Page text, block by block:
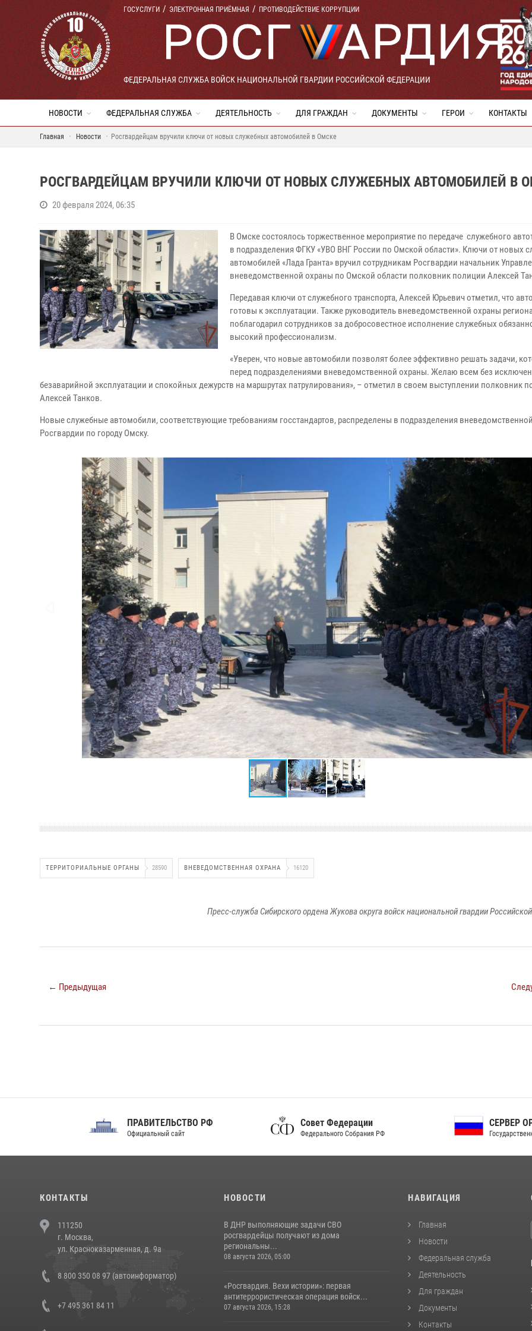
ГОСУСЛУГИ ЭЛЕКТРОННАЯ ПРИЁМНАЯ ПРОТИВОДЕЙСТВИЕ КОРРУПЦИИ
ФЕДЕРАЛЬНАЯ СЛУЖБА ВОЙСК НАЦИОНАЛЬНОЙ ГВАРДИИ РОССИЙСКОЙ ФЕДЕРАЦИИ
НОВОСТИ ФЕДЕРАЛЬНАЯ СЛУЖБА ДЕЯТЕЛЬНОСТЬ ДЛЯ ГРАЖДАН ДОКУМЕНТЫ ГЕРОИ КОНТАКТЫ
Главная Новости Росгвардейцам вручили ключи от новых служебных автомобилей в Омске
РОСГВАРДЕЙЦАМ ВРУЧИЛИ КЛЮЧИ ОТ НОВЫХ СЛУЖЕБНЫХ АВТОМОБИЛЕЙ В
20 февраля 2024, 06:35
В Омске состоялось торжественное мероприятие по передаче служебного
в подразделения ФГКУ «УВО ВНГ России по Омской области». Ключи от новых
автомобилей «Лада Гранта» вручил сотрудникам Росгвардии начальник
вневедомственной охраны по Омской области полковник полиции Алексей
Передавая ключи от служебного транспорта, Алексей Юрьевич отметил, что
готовы к эксплуатации. Также руководитель вневедомственной охраны
поблагодарил сотрудников за добросовестное исполнение служебных
высокий профессионализм.
«Уверен, что новые автомобили позволят более эффективно решать задачи,
перед подразделениями вневедомственной охраны. Желаю всем без
безаварийной эксплуатации и спокойных дежурств на маршрутах патрулирования», – отметил в своем выступлении полковник
Алексей Танков.
Новые служебные автомобили, соответствующие требованиям госстандартов, распределены в подразделения
Росгвардии по городу Омску.
ТЕРРИТОРИАЛЬНЫЕ ОРГАНЫ 28590 ВНЕВЕДОМСТВЕННАЯ ОХРАНА 16120
Пресс-служба Сибирского ордена Жукова округа войск национальной гвардии
← Предыдущая
ПРАВИТЕЛЬСТВО РФ
Официальный сайт
Совет Федерации
Федерального Собрания РФ
СЕРВЕР ОРГАНОВ
Государственной власти РФ
КОНТАКТЫ
111250
г. Москва,
ул. Красноказарменная, д. 9а
8 800 350 08 97 (автоинформатор)
+7 495 361 84 11
НОВОСТИ
В ДНР выполняющие задачи СВО
росгвардейцы получают из дома
региональны...
08 августа 2026, 05:00
«Росгвардия. Вехи истории»: первая
антитеррористическая операция войск...
07 августа 2026, 15:28
НАВИГАЦИЯ
Главная
Новости
Федеральная служба
Деятельность
Для граждан
Документы
Контакты